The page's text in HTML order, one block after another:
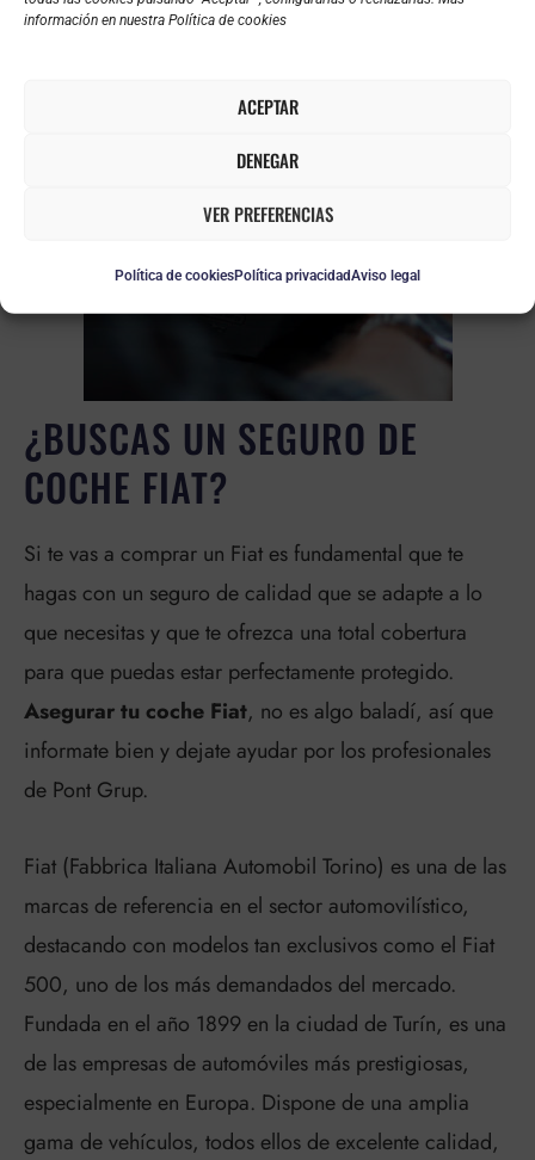
información en nuestra Política de cookies
ACEPTAR
DENEGAR
VER PREFERENCIAS
Política de cookiesPolítica privacidadAviso legal
¿BUSCAS UN SEGURO DE
COCHE FIAT?
Si te vas a comprar un Fiat es fundamental que te
hagas con un seguro de calidad que se adapte a lo
que necesitas y que te ofrezca una total cobertura
para que puedas estar perfectamente protegido.
Asegurar tu coche Fiat, no es algo baladí, así que
informate bien y dejate ayudar por los profesionales
de Pont Grup.
Fiat (Fabbrica Italiana Automobil Torino) es una de las
marcas de referencia en el sector automovilístico,
destacando con modelos tan exclusivos como el Fiat
500, uno de los más demandados del mercado.
Fundada en el año 1899 en la ciudad de Turín, es una
de las empresas de automóviles más prestigiosas,
especialmente en Europa. Dispone de una amplia
gama de vehículos, todos ellos de excelente calidad,